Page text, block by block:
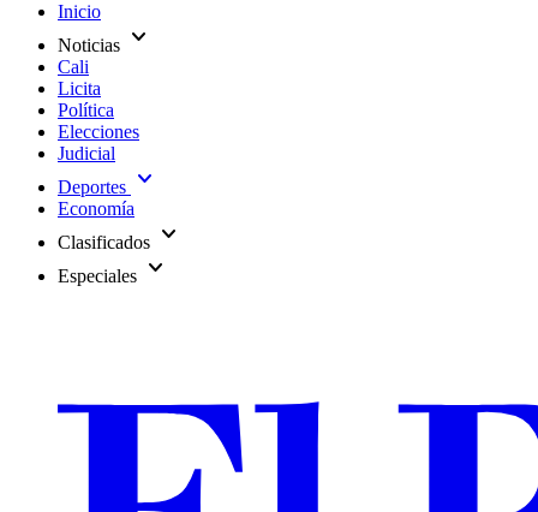
Inicio
Noticias expand_more
Cali
Licita
Política
Elecciones
Judicial
Deportes expand_more
Economía
Clasificados expand_more
Especiales expand_more